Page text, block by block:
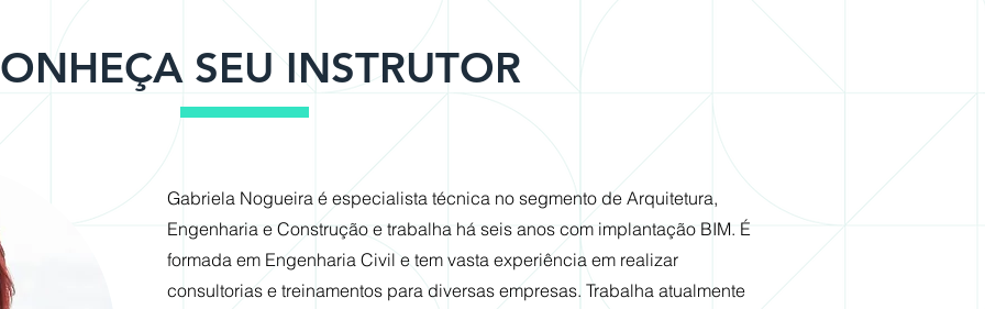
SEU INSTRUTOR
Gabriela Nogueira é especialista técnica no segmento de Arquitetura,
Engenharia e Construção e trabalha há seis anos com implantação BIM. É
formada em Engenharia Civil e tem vasta experiência em realizar
consultorias e treinamentos para diversas empresas. Trabalha atualmente